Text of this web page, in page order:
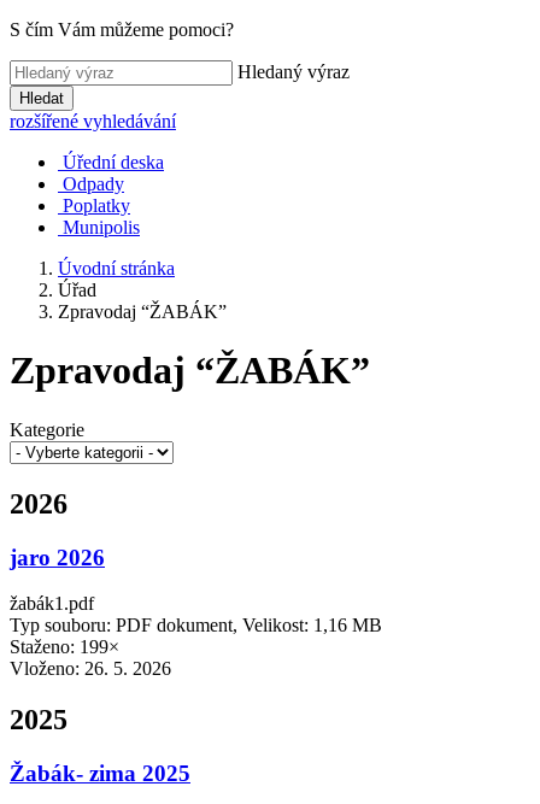
S čím Vám můžeme pomoci?
Hledaný výraz
Hledat
rozšířené vyhledávání
Úřední deska
Odpady
Poplatky
Munipolis
Úvodní stránka
Úřad
Zpravodaj “ŽABÁK”
Zpravodaj “ŽABÁK”
Kategorie
2026
jaro 2026
žabák1.pdf
Typ souboru: PDF dokument, Velikost: 1,16 MB
Staženo: 199×
Vloženo: 26. 5. 2026
2025
Žabák- zima 2025